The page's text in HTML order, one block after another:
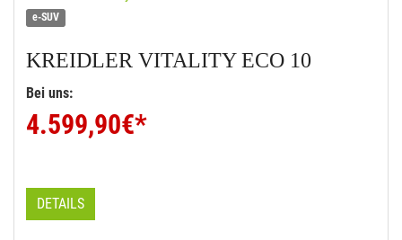
e-SUV
KREIDLER VITALITY ECO 10
Bei uns:
4.599,90€*
DETAILS